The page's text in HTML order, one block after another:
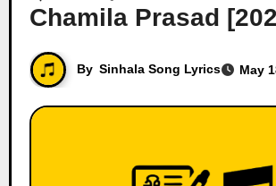
Chamila Prasad
By Sinhala Song Lyrics May